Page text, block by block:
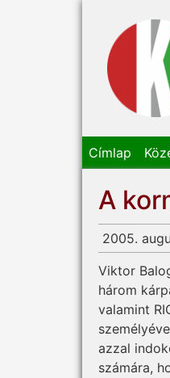
Címlap
A
2005.
Viktor
három
valamint
azzal
számára,